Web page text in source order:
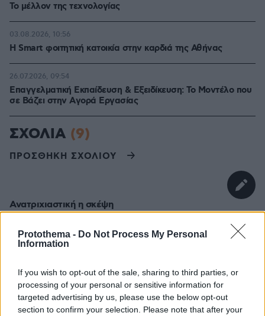
Protothema - Do Not Process My Personal
Information
If you wish to opt-out of the sale, sharing to third parties, or
processing of your personal or sensitive information for
targeted advertising by us, please use the below opt-out
section to confirm your selection. Please note that after your
Το μέλλον της τεχνολογίας
Η Smart φοιτητική κατοικία στην καρδιά της Αθήνας
03.08.2026, 10:56
Επαγγελματική Εκπαίδευση & Εξειδίκευση: Το Mοντέλο που
σε Bάζει στην Aγορά Eργασίας
26.07.2026, 09:54
ΣΧΟΛΙΑ (9)
ΠΡΟΣΘΗΚΗ ΣΧΟΛΙΟΥ
Ανατριχιαστική η σκέψη
ότι μπορεί να είναι συγγενής με τη Ζωή.
ΑΠΑΝΤΗΣΗ
Καλά,
23.06.2025, 12:04
Ξαδέρφια μπορεί να ενοει εικοστα πέμπτα